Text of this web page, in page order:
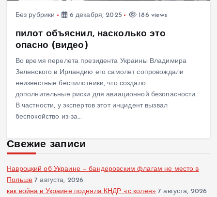
Без рубрики 6 декабря, 2025 186 views
пилот объяснил, насколько это
опасно (видео)
Во время перелета президента Украины Владимира
Зеленского в Ирландию его самолет сопровождали
неизвестные беспилотники, что создало
дополнительные риски для авиационной безопасности.
В частности, у экспертов этот инцидент вызвал
беспокойство из-за…
Свежие записи
Навроцкий об Украине — бандеровским флагам не место в
Польше 7 августа, 2026
как война в Украине подняла КНДР «с колен» 7 августа, 2026